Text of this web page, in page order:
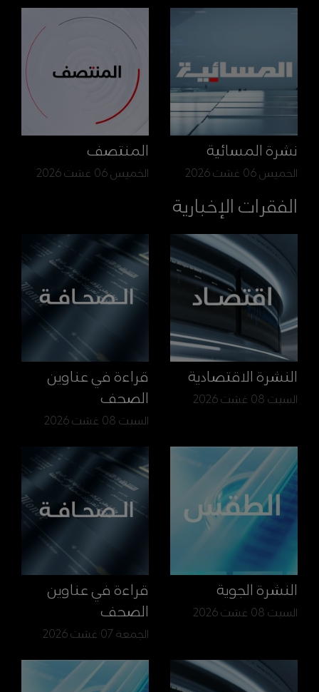
نشرة المسائية
الخميس 06 غشت 2026
المنتصف
الخميس 06 غشت 2026
الفقرات الإخبارية
النشرة الاقتصادية
السبت 08 غشت 2026
قراءة في عناوين
الصحف
السبت 08 غشت 2026
النشرة الجوية
السبت 08 غشت 2026
قراءة في عناوين
الصحف
الجمعة 07 غشت 2026